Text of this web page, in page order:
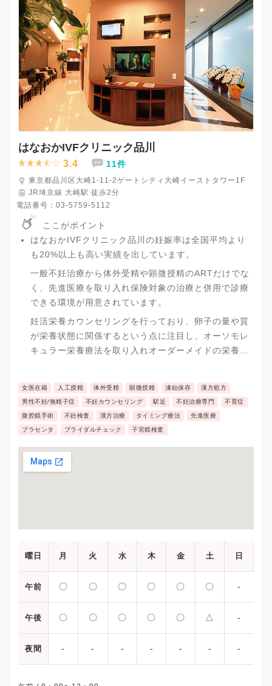
はなおかIVFクリニック品川
3.4 11件
東京都品川区大崎1-11-2ゲートシティ大崎イーストタワー1F
JR埼京線 大崎駅 徒歩2分
電話番号： 03-5759-5112
ここがポイント
はなおかIVFクリニック品川の妊娠率は全国平均より
も20%以上も高い実績を出しています。
一般不妊治療から体外受精や顕微授精のARTだけでな
く、先進医療を取り入れ保険対象の治療と併用で診療
できる環境が用意されています。
妊活栄養カウンセリングを行っており、卵子の量や質
が栄養状態に関係するという点に注目し、オーソモレ
キュラー栄養療法を取り入れオーダーメイドの栄養ア
女医在籍 人工授精 体外受精 顕微授精 凍結保存 漢方処方
男性不妊/無精子症 不妊カウンセリング 駅近 不妊治療専門 不育症
腹腔鏡手術 不妊検査 漢方治療 タイミング療法 先進医療
プラセンタ ブライダルチェック 子宮鏡検査
曜日 月 火 水 木 金 土 日
午前 〇 〇 〇 〇 〇 〇 -
午後 〇 〇 〇 〇 〇 △ -
夜間 - - - - - - -